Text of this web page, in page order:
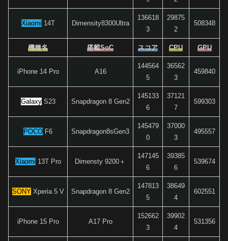
Xiaomi 14T Dimensity8300Ultra
136618
3
29875
2
508348
機種名 搭載SoC スコア CPU GPU
iPhone 14 Pro A16
144564
5
36562
3
459840
GalaxyS23 Snapdragon 8 Gen2
145133
6
37121
7
599303
POCO F6 Snapdragon8sGen3
145479
0
37000
3
495557
Xiaomi 13T Pro Dimensty 9200＋
147145
6
39385
6
539674
SONYXperia 5 V Snapdragon 8 Gen2
147813
5
38649
4
602551
iPhone 15 Pro A17 Pro
152662
3
39902
4
531356